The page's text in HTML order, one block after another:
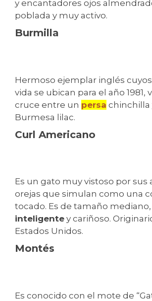
y encantadores ojos
poblada y muy activo.
Burmilla
Hermoso ejemplar inglés
vida se ubican para el año 1981,
cruce entre un persa chinchilla
Burmesa lilac.
Curl Americano
Es un gato muy vistoso por sus
orejas que simulan como una
tocado. Es de tamaño
inteligente y cariñoso.
Estados Unidos.
Montés
Es conocido con el mote de